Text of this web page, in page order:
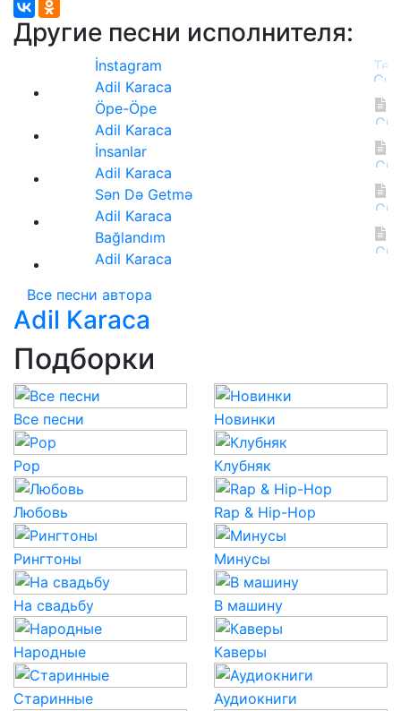
Другие песни исполнителя:
İnstagram
Adil Karaca
Öpe-Öpe
Adil Karaca
İnsanlar
Adil Karaca
Sən Də Getmə
Adil Karaca
Bağlandım
Adil Karaca
Все песни автора
Adil Karaca
Подборки
Все песни Новинки
Pop Клубняк
Любовь Rap & Hip-Hop
Рингтоны Минусы
На свадьбу В машину
Народные Каверы
Старинные Аудиокниги